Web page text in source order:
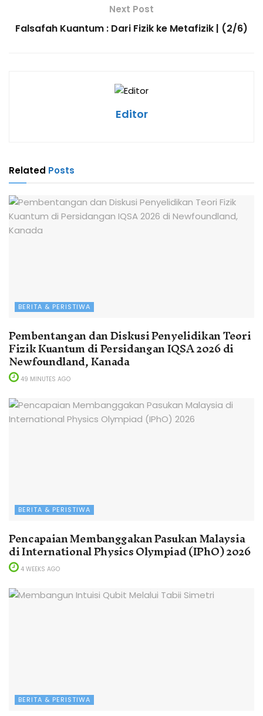
Next Post
Falsafah Kuantum : Dari Fizik ke Metafizik | (2/6)
Editor
Related Posts
BERITA & PERISTIWA
Pembentangan dan Diskusi Penyelidikan Teori
Fizik Kuantum di Persidangan IQSA 2026 di
Newfoundland, Kanada
49 MINUTES AGO
BERITA & PERISTIWA
Pencapaian Membanggakan Pasukan Malaysia
di International Physics Olympiad (IPhO) 2026
4 WEEKS AGO
BERITA & PERISTIWA